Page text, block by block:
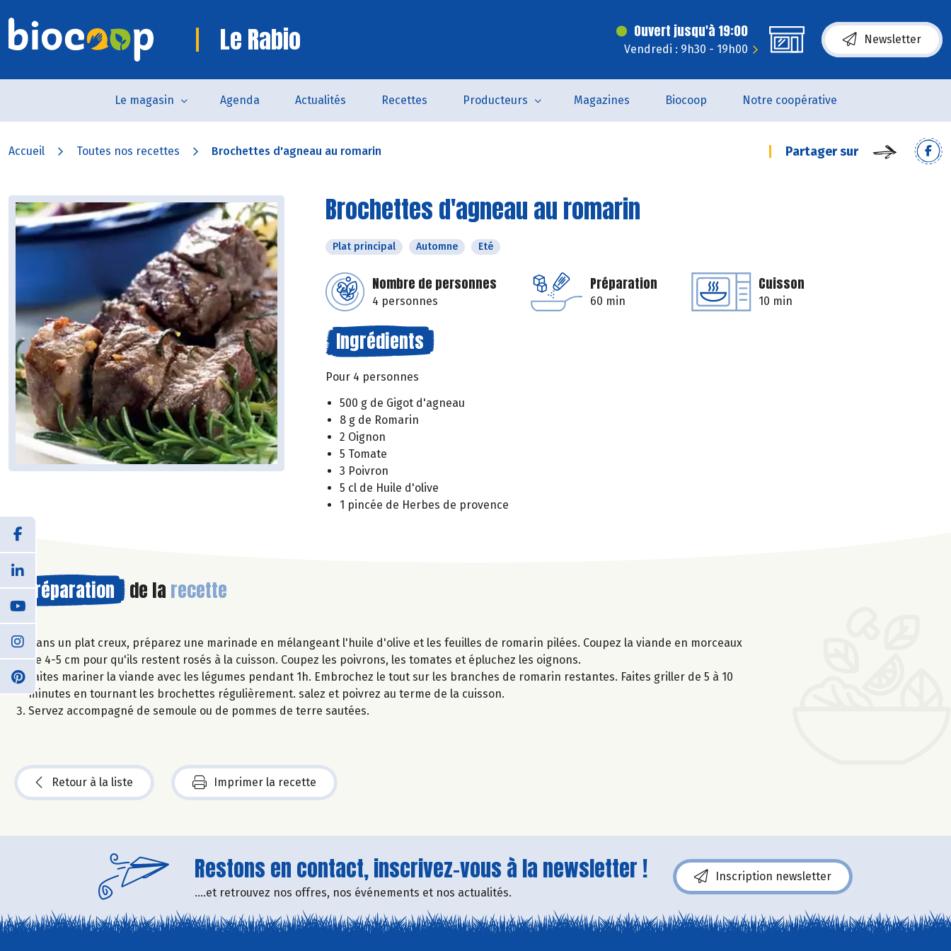
Le Rabio Ouvert jusqu'à 19:00
Vendredi : 9h30 - 19h00
Newsletter
Le magasin Agenda Actualités Recettes Producteurs Magazines Biocoop Notre coopérative
Accueil Toutes nos recettes Brochettes d'agneau au romarin Partager sur
Brochettes d'agneau au romarin
Plat principal Automne Eté
Nombre de personnes
4 personnes
Préparation
60 min
Cuisson
10 min
Ingrédients
Pour 4 personnes
500 g de Gigot d'agneau
8 g de Romarin
2 Oignon
5 Tomate
3 Poivron
5 cl de Huile d'olive
1 pincée de Herbes de provence
Préparation de la recette
Dans un plat creux, préparez une marinade en mélangeant l'huile d'olive et les feuilles de romarin pilées. Coupez la viande en morceaux
de 4-5 cm pour qu'ils restent rosés à la cuisson. Coupez les poivrons, les tomates et épluchez les oignons.
Faites mariner la viande avec les légumes pendant 1h. Embrochez le tout sur les branches de romarin restantes. Faites griller de 5 à 10
minutes en tournant les brochettes régulièrement. salez et poivrez au terme de la cuisson.
Servez accompagné de semoule ou de pommes de terre sautées.
Retour à la liste Imprimer la recette
Restons en contact, inscrivez-vous à la newsletter !
....et retrouvez nos offres, nos événements et nos actualités.
Inscription newsletter